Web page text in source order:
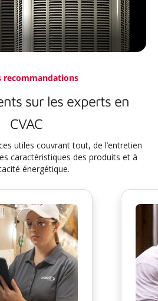
recommandations
sur les experts en
CVAC
utiles couvrant tout, de l’entretien
caractéristiques des produits et à
énergétique.